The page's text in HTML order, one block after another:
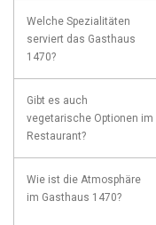
Welche Spezialitäten
serviert⁤ das Gasthaus
1470?
Gibt es auch
vegetarische Optionen im
Restaurant?
Wie ist⁣ die Atmosphäre
im⁣ Gasthaus‍ 1470?